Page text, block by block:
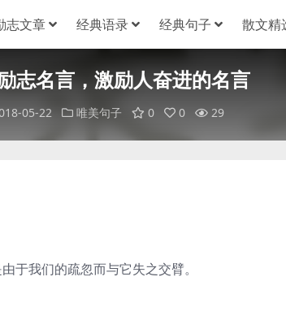
志文章 经典语录 经典句子 散文精
志名言，激励人奋进的名言
05-22 唯美句子 0 0 29
于我们的疏忽而与它失之交臂。